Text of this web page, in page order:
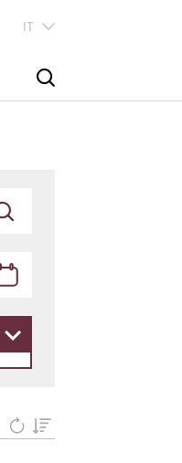
English